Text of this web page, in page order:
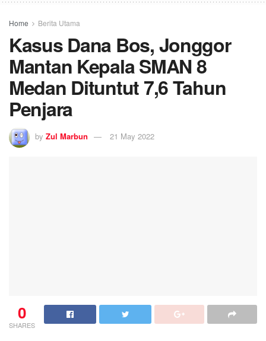
Home Berita Utama
Kasus Dana Bos, Jonggor
Mantan Kepala SMAN 8
Medan Dituntut 7,6 Tahun
Penjara
by Zul Marbun 21 May 2022
0
SHARES